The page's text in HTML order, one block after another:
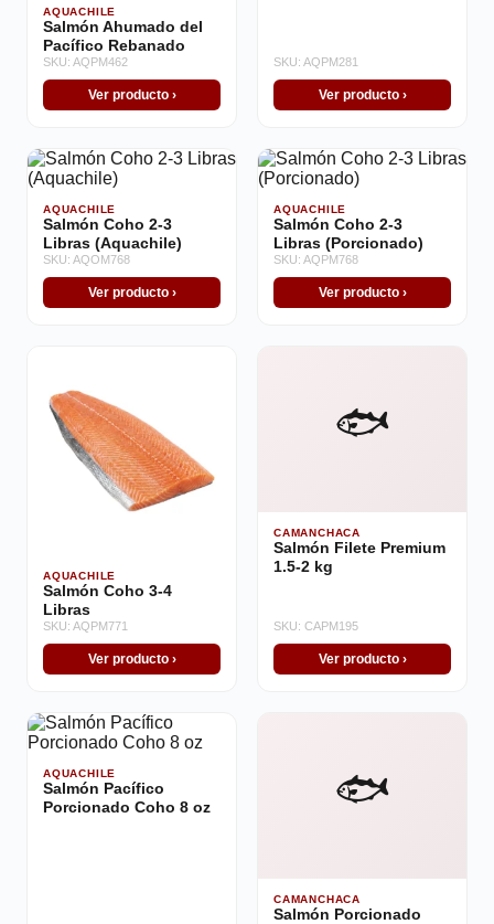
AQUACHILE
Salmón Ahumado del
Pacífico Rebanado
SKU: AQPM462
Ver producto ›
SKU: AQPM281
Ver producto ›
AQUACHILE
Salmón Coho 2-3
Libras (Aquachile)
SKU: AQOM768
Ver producto ›
AQUACHILE
Salmón Coho 2-3
Libras (Porcionado)
SKU: AQPM768
Ver producto ›
AQUACHILE
Salmón Coho 3-4
Libras
SKU: AQPM771
Ver producto ›
🐟
CAMANCHACA
Salmón Filete Premium
1.5-2 kg
SKU: CAPM195
Ver producto ›
AQUACHILE
Salmón Pacífico
Porcionado Coho 8 oz
🐟
CAMANCHACA
Salmón Porcionado